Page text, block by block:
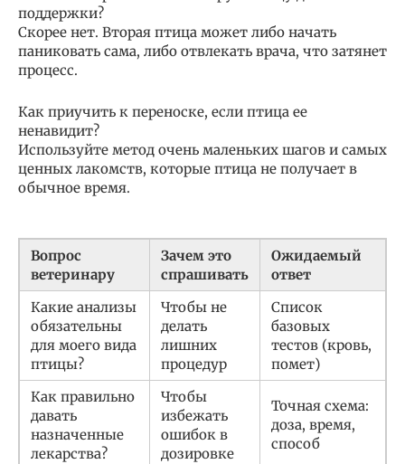
поддержки?
Скорее нет. Вторая птица может либо начать
паниковать сама, либо отвлекать врача, что затянет
процесс.
Как приучить к переноске, если птица ее
ненавидит?
Используйте метод очень маленьких шагов и самых
ценных лакомств, которые птица не получает в
обычное время.
Вопрос
ветеринару
Зачем это
спрашивать
Ожидаемый
ответ
Какие анализы
обязательны
для моего вида
птицы?
Чтобы не
делать
лишних
процедур
Список
базовых
тестов (кровь,
помет)
Как правильно
давать
назначенные
лекарства?
Чтобы
избежать
ошибок в
дозировке
Точная схема:
доза, время,
способ